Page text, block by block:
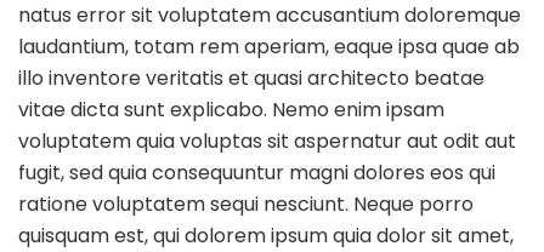
natus error sit voluptatem accusantium doloremque
laudantium, totam rem aperiam, eaque ipsa quae ab
illo inventore veritatis et quasi architecto beatae
vitae dicta sunt explicabo. Nemo enim ipsam
voluptatem quia voluptas sit aspernatur aut odit aut
fugit, sed quia consequuntur magni dolores eos qui
ratione voluptatem sequi nesciunt. Neque porro
quisquam est, qui dolorem ipsum quia dolor sit amet,